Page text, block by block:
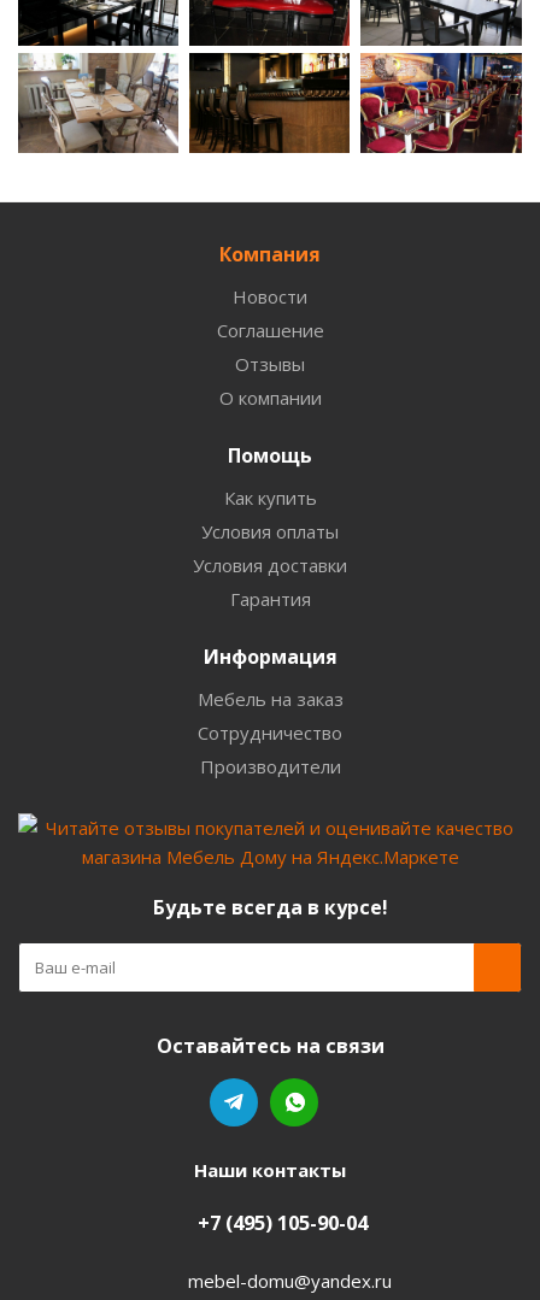
Компания
Новости
Соглашение
Отзывы
О компании
Помощь
Как купить
Условия оплаты
Условия доставки
Гарантия
Информация
Мебель на заказ
Сотрудничество
Производители
Будьте всегда в курсе!
Оставайтесь на связи
Наши контакты
+7 (495) 105-90-04
mebel-domu@yandex.ru